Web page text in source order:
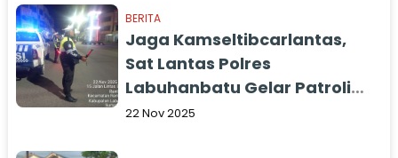
BERITA
Jaga Kamseltibcarlantas,
Sat Lantas Polres
Labuhanbatu Gelar Patroli
Blue Light di Jalinsum
22 Nov 2025